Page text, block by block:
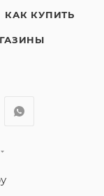
интерьер,
стиле
КАК КУПИТЬ